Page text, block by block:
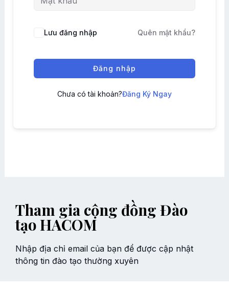
Lưu đăng nhập Quên mật khẩu?
Đăng nhập
Chưa có tài khoản?Đăng Ký Ngay
Tham gia cộng đồng Đào
tạo HACOM
Nhập địa chỉ email của bạn để được cập nhật
thông tin đào tạo thường xuyên